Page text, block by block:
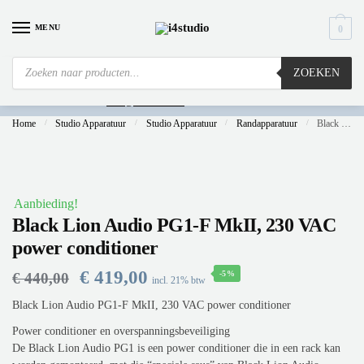
MENU
ZOEKEN
0
Home / Studio Apparatuur / Studio Apparatuur / Randapparatuur / Black Lion Audio PG1-F MkII, 230 VAC power conditioner
Aanbieding!
Black Lion Audio PG1-F MkII, 230 VAC
power conditioner
€440,00 € 419,00 incl. 21% btw
-5%
Black Lion Audio PG1-F MkII, 230 VAC power conditioner
Power conditioner en overspanningsbeveiliging
De Black Lion Audio PG1 is een power conditioner die in een rack kan